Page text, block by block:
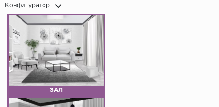
Конфигуратор
ЗАЛ